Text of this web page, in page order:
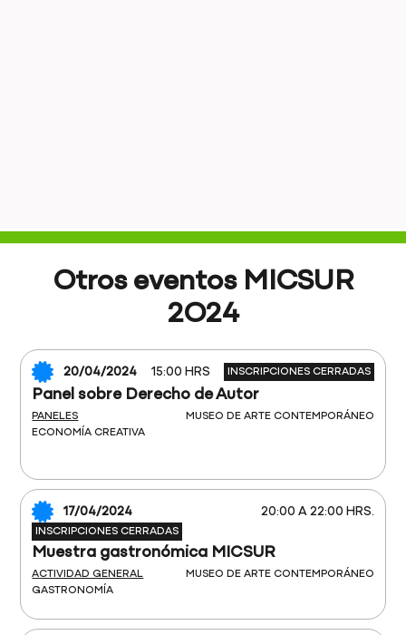
Otros eventos MICSUR
2O24
20/04/2024 15:00 HRS INSCRIPCIONES CERRADAS
Panel sobre Derecho de Autor
PANELES
MUSEO DE ARTE CONTEMPORÁNEO
ECONOMÍA CREATIVA
17/04/2024 20:00 A 22:00 HRS.
INSCRIPCIONES CERRADAS
Muestra gastronómica MICSUR
ACTIVIDAD GENERAL
MUSEO DE ARTE CONTEMPORÁNEO
GASTRONOMÍA